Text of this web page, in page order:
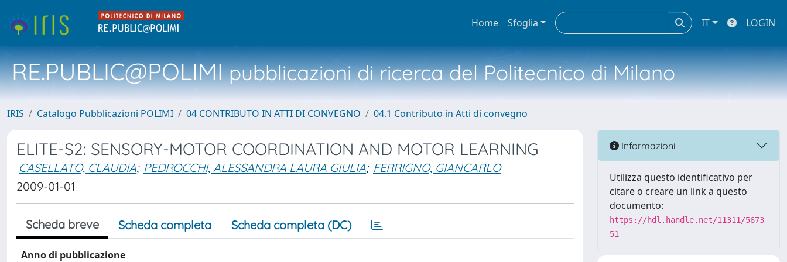
Home Sfoglia IT LOGIN
RE.PUBLIC@POLIMIpubblicazioni di ricerca del Politecnico di Milano
IRIS Catalogo Pubblicazioni POLIMI 04 CONTRIBUTO IN ATTI DI CONVEGNO 04.1 Contributo in Atti di convegno
ELITE-S2: SENSORY-MOTOR COORDINATION AND MOTOR LEARNING
CASELLATO, CLAUDIA; PEDROCCHI, ALESSANDRA LAURA GIULIA; FERRIGNO, GIANCARLO
2009-01-01
Scheda breve Scheda completa Scheda completa (DC)
Anno di pubblicazione
Informazioni
Utilizza questo identificativo per
citare o creare un link a questo
documento:
https://hdl.handle.net/11311/5673
51